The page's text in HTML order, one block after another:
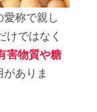
称で親し
けではなく
害物質や糖
ありま